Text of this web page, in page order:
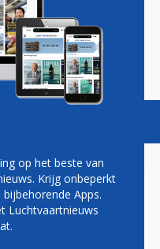
Vacatures
OPENT
op het beste van
Krijg onbeperkt
Apps.
Luchtvaartnieuws